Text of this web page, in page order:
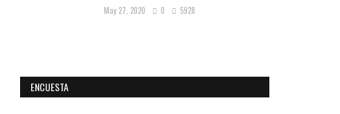
May 27, 2020 0 5928
ENCUESTA